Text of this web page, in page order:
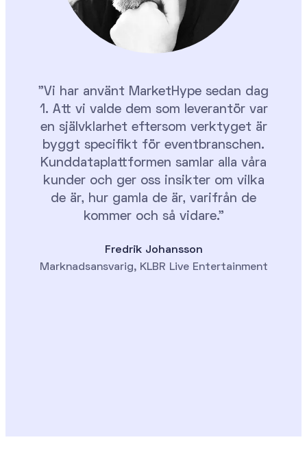
"Vi har använt MarketHype sedan dag
1. Att vi valde dem som leverantör var
en självklarhet eftersom verktyget är
byggt specifikt för eventbranschen.
Kunddataplattformen samlar alla våra
kunder och ger oss insikter om vilka
de är, hur gamla de är, varifrån de
kommer och så vidare."
Fredrik Johansson
Marknadsansvarig, KLBR Live Entertainment